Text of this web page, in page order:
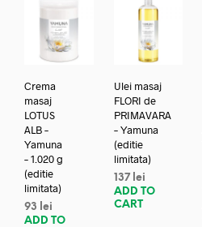
Crema
masaj
LOTUS
ALB –
Yamuna
– 1.020 g
(editie
limitata)
93
lei
ADD TO
Ulei masaj
FLORI de
PRIMAVARA
– Yamuna
(editie
limitata)
137 lei
ADD TO
CART